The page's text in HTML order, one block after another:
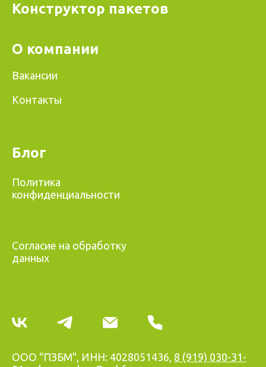
Конструктор пакетов
О компании
Вакансии
Контакты
Блог
Политика
конфиденциальности
Согласие на обработку
данных
ООО "ПЗБМ", ИНН: 4028051436, 8 (919) 030-31-